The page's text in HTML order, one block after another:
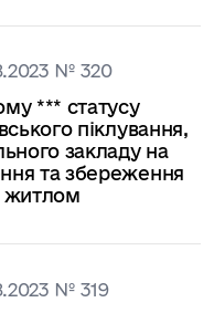
№ 320
*** статусу
піклування,
закладу на
та збереження
житлом
№ 319